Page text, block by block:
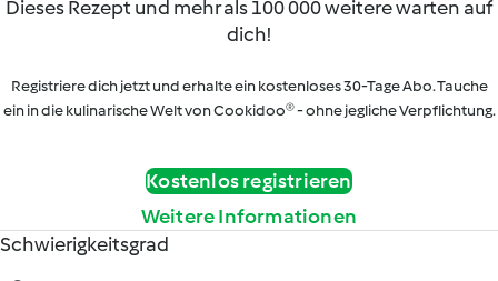
Dieses Rezept und mehr als 100 000 weitere warten auf
dich!
Registriere dich jetzt und erhalte ein kostenloses 30-Tage Abo. Tauche
ein in die kulinarische Welt von Cookidoo® - ohne jegliche Verpflichtung.
Kostenlos registrieren
Weitere Informationen
Schwierigkeitsgrad